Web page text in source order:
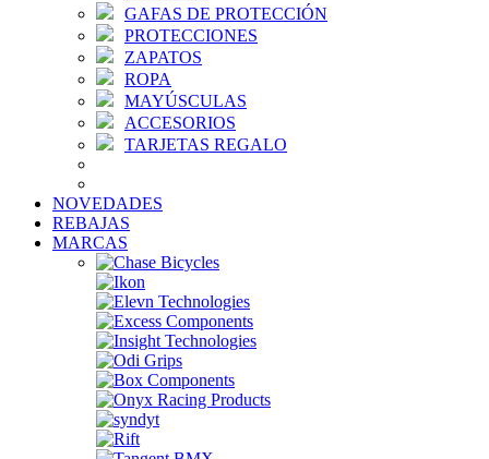
GAFAS DE PROTECCIÓN
PROTECCIONES
ZAPATOS
ROPA
MAYÚSCULAS
ACCESORIOS
TARJETAS REGALO
NOVEDADES
REBAJAS
MARCAS